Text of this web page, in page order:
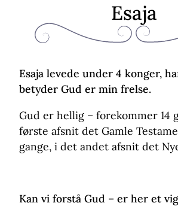
Esaja
Esaja levede under 4 konger,
betyder Gud er min frelse.
Gud er hellig – forekommer 14
første afsnit det Gamle
gange, i det andet afsnit det
Kan vi forstå Gud – er her et